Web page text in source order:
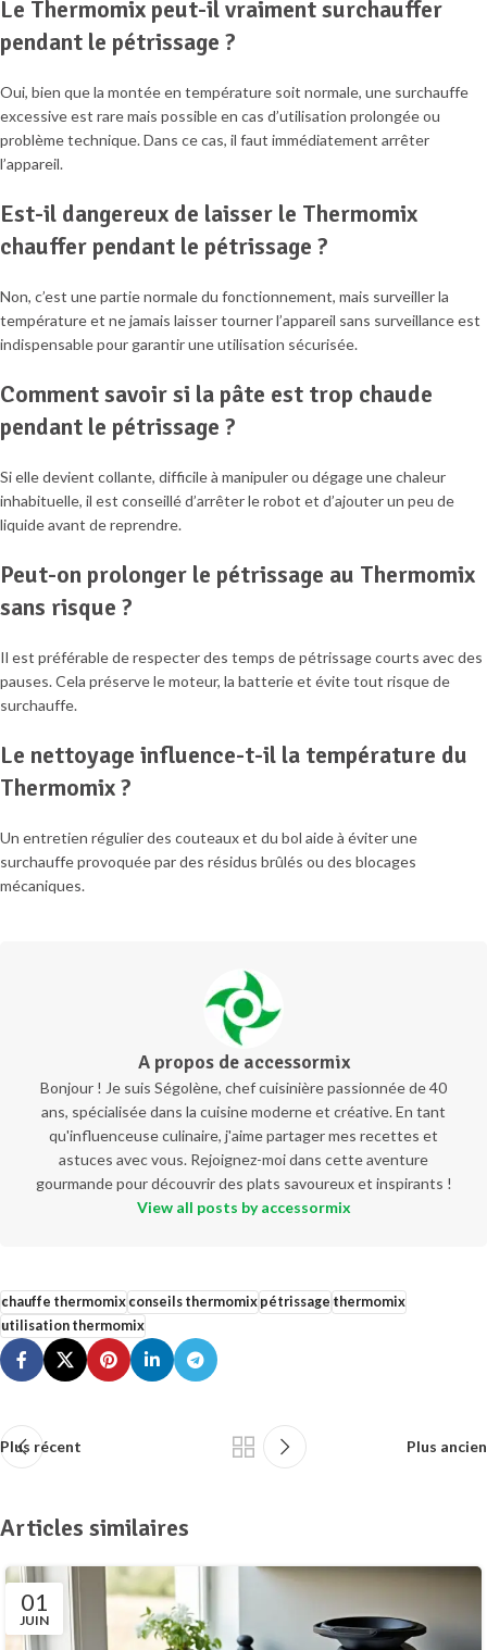
Le Thermomix peut-il vraiment surchauffer
pendant le pétrissage ?
Oui, bien que la montée en température soit normale, une surchauffe
excessive est rare mais possible en cas d’utilisation prolongée ou
problème technique. Dans ce cas, il faut immédiatement arrêter
l’appareil.
Est-il dangereux de laisser le Thermomix
chauffer pendant le pétrissage ?
Non, c’est une partie normale du fonctionnement, mais surveiller la
température et ne jamais laisser tourner l’appareil sans surveillance est
indispensable pour garantir une utilisation sécurisée.
Comment savoir si la pâte est trop chaude
pendant le pétrissage ?
Si elle devient collante, difficile à manipuler ou dégage une chaleur
inhabituelle, il est conseillé d’arrêter le robot et d’ajouter un peu de
liquide avant de reprendre.
Peut-on prolonger le pétrissage au Thermomix
sans risque ?
Il est préférable de respecter des temps de pétrissage courts avec des
pauses. Cela préserve le moteur, la batterie et évite tout risque de
surchauffe.
Le nettoyage influence-t-il la température du
Thermomix ?
Un entretien régulier des couteaux et du bol aide à éviter une
surchauffe provoquée par des résidus brûlés ou des blocages
mécaniques.
A propos de accessormix
Bonjour ! Je suis Ségolène, chef cuisinière passionnée de 40
ans, spécialisée dans la cuisine moderne et créative. En tant
qu'influenceuse culinaire, j'aime partager mes recettes et
astuces avec vous. Rejoignez-moi dans cette aventure
gourmande pour découvrir des plats savoureux et inspirants !
View all posts by accessormix
chauffe thermomixconseils thermomixpétrissage thermomix
utilisation thermomix
Plus récent Plus ancien
Articles similaires
01
JUIN